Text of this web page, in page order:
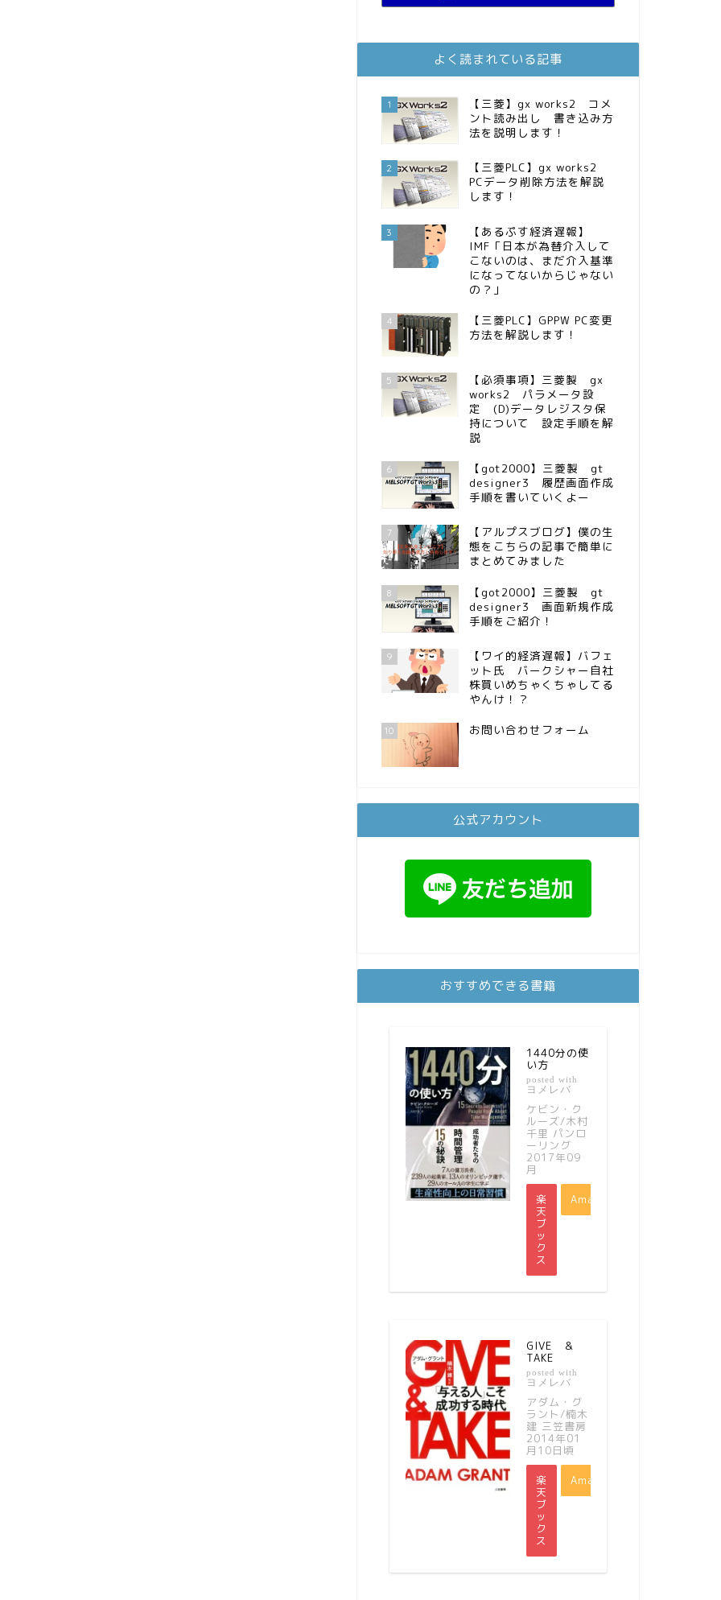
11位 3階建ての資産形成
13位 庶民的家族がインデックス投資でセミリタイア目指してみた
FPが実践するお金の知恵を磨く勉強会
15位 インデックス投資でも富裕層
よく読まれている記事
1
【三菱】gx works2 コメ
ント読み出し 書き込み方
法を説明します！
2
【三菱PLC】gx works2
PCデータ削除方法を解説
します！
3
【あるぷす経済遅報】
IMF「日本が為替介入して
こないのは、まだ介入基準
になってないからじゃない
の？」
4
【三菱PLC】GPPW PC変更
方法を解説します！
5
【必須事項】三菱製 gx
works2 パラメータ設
定 (D)データレジスタ保
持について 設定手順を解
説
6
【got2000】三菱製 gt
designer3 履歴画面作成
手順を書いていくよー
7
【アルプスブログ】僕の生
態をこちらの記事で簡単に
まとめてみました
8
【got2000】三菱製 gt
designer3 画面新規作成
手順をご紹介！
9
【ワイ的経済遅報】バフェ
ット氏 バークシャー自社
株買いめちゃくちゃしてる
やんけ！？
10 お問い合わせフォーム
公式アカウント
おすすめできる書籍
1440分の使
い方
posted with
ヨメレバ
ケビン・ク
ルーズ/木村
千里 パンロ
ーリング
2017年09
月
楽
天
ブ
ッ
ク
ス
Amazon
GIVE ＆
TAKE
posted with
ヨメレバ
アダム・グ
ラント/楠木
建 三笠書房
2014年01
月10日頃
楽
天
ブ
ッ
ク
ス
Amazon